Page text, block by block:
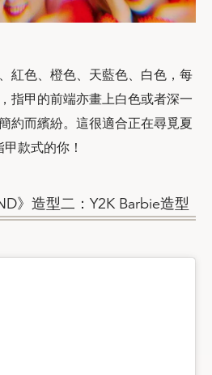
紅色、橙色、天藍色、白色，每
指甲的前端亦畫上白色或者深一
約而繽紛。這很適合正在尋覓夏
甲款式的你！
》造型二：Y2K Barbie造型